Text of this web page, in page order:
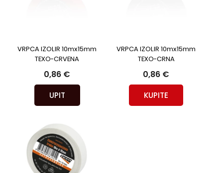
VRPCA IZOLIR 10mx15mm
TEXO-CRVENA
0,86 €
UPIT
VRPCA IZOLIR 10mx15mm
TEXO-CRNA
0,86 €
KUPITE